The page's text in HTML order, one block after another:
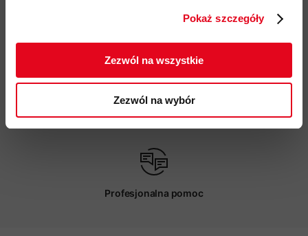
Pokaż szczegóły
Zezwól na wszystkie
Zezwól na wybór
Darmowa dostawa od 200 zł
Możliwy odbiór w sklepie
Profesjonalna pomoc